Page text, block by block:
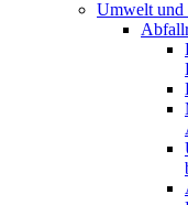
Umwelt und